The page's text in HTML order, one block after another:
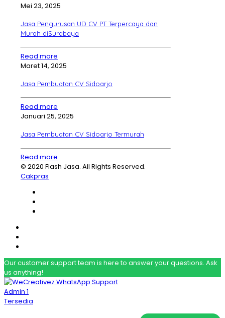
Mei 23, 2025
Jasa Pengurusan UD CV PT Terpercaya dan
Murah diSurabaya
Read more
Maret 14, 2025
Jasa Pembuatan CV Sidoarjo
Read more
Januari 25, 2025
Jasa Pembuatan CV Sidoarjo Termurah
Read more
© 2020 Flash Jasa. All Rights Reserved.
Cakpras
Our customer support team is here to answer your questions. Ask
us anything!
Admin 1
Tersedia